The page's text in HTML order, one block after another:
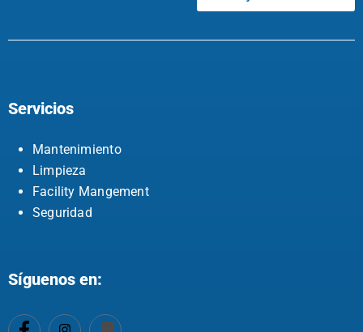
Servicios
Mantenimiento
Limpieza
Facility Mangement
Seguridad
Síguenos en: